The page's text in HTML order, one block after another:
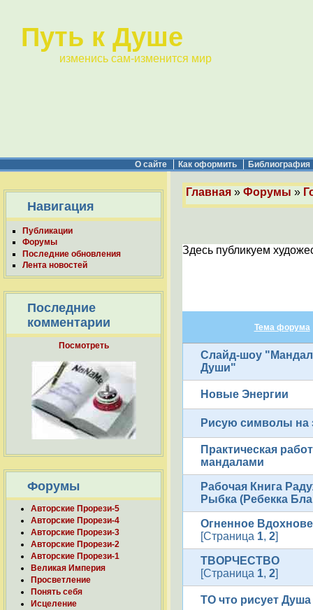
Путь к Душе
изменись сам-изменится мир
О сайте Как оформить Библиография
Навигация
Публикации
Форумы
Последние обновления
Лента новостей
Последние
комментарии
Посмотреть
Форумы
Авторские Прорези-5
Авторские Прорези-4
Авторские Прорези-3
Авторские Прорези-2
Авторские Прорези-1
Великая Империя
Просветление
Понять себя
Исцеление
Главная » Форумы »
Здесь публикуем
Тема форума
Слайд-шоу
Души"
Новые Энергии
Рисую символы на
Практическая
мандалами
Рабочая Книга
Рыбка (Ребекка
Огненное
[Страница 1, 2]
ТВОРЧЕСТВО
[Страница 1, 2]
ТО что рисует Душа